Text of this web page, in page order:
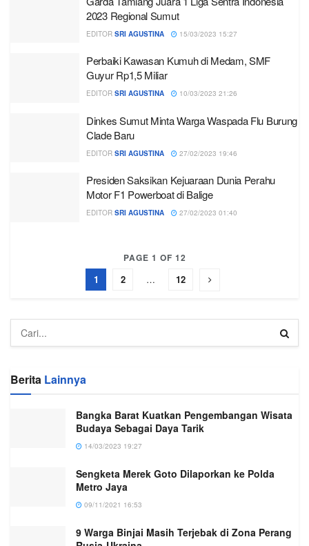
2023 Regional Sumut
EDITOR SRI AGUSTINA 15/03/2023 15:27
Perbaiki Kawasan Kumuh di Medam, SMF
Guyur Rp1,5 Miliar
EDITOR SRI AGUSTINA 10/03/2023 21:26
Dinkes Sumut Minta Warga Waspada Flu Burung
Clade Baru
EDITOR SRI AGUSTINA 27/02/2023 19:46
Presiden Saksikan Kejuaraan Dunia Perahu
Motor F1 Powerboat di Balige
EDITOR SRI AGUSTINA 27/02/2023 01:40
PAGE 1 OF 12
1 2 … 12
Berita Lainnya
Bangka Barat Kuatkan Pengembangan Wisata
Budaya Sebagai Daya Tarik
14/03/2023 19:27
Sengketa Merek Goto Dilaporkan ke Polda
Metro Jaya
09/11/2021 16:53
9 Warga Binjai Masih Terjebak di Zona Perang